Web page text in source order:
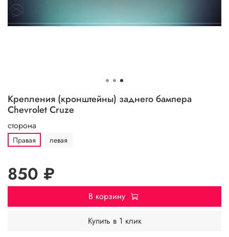
Крепления (кронштейны) заднего бампера
Chevrolet Cruze
сторона
Правая левая
850 ₽
В корзину
Купить в 1 клик